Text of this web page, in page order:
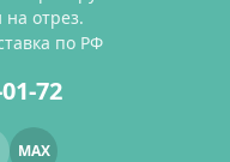
на отрез.
по РФ
72
MAX